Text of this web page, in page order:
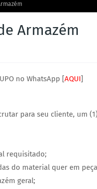
Armazém
no WhatsApp [AQUI]
para seu cliente, um
requisitado;
do material quer em
geral;